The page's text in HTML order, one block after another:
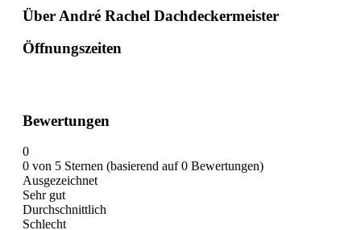
Über André Rachel Dachdeckermeister
Öffnungszeiten
Bewertungen
0
0 von 5 Sternen (basierend auf 0 Bewertungen)
Ausgezeichnet
Sehr gut
Durchschnittlich
Schlecht